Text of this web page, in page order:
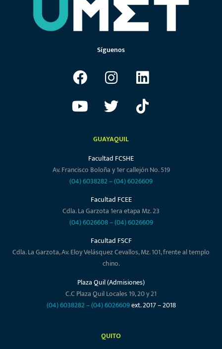
Síguenos
GUAYAQUIL
Facultad FCSHE
Av. Francisco Boloña y 1er callejón No. 519
(04) 6038282–(04) 6026609
Facultad FCEE
Cdla. La Garzota 1era etapa Mz. 23
(04) 6026608–(04) 6026609
Facultad FSCF
Cdla. La Garzota, Av. Eloy Velásquez Cevallos, Mz. 101, frente al templo
chino.
Plaza Quil (Admisiones)
C.C Plaza Quil Locales 19, 20 y 21
(04) 6038282–(04) 6026609ext. 2017 – 2018
QUITO